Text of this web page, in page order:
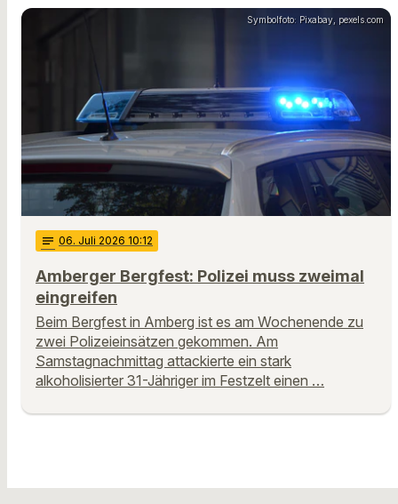
Symbolfoto: Pixabay, pexels.com
notes 06. Juli 2026 10:12
Amberger Bergfest: Polizei muss zweimal
eingreifen
Beim Bergfest in Amberg ist es am Wochenende zu
zwei Polizeieinsätzen gekommen. Am
Samstagnachmittag attackierte ein stark
alkoholisierter 31-Jähriger im Festzelt einen …